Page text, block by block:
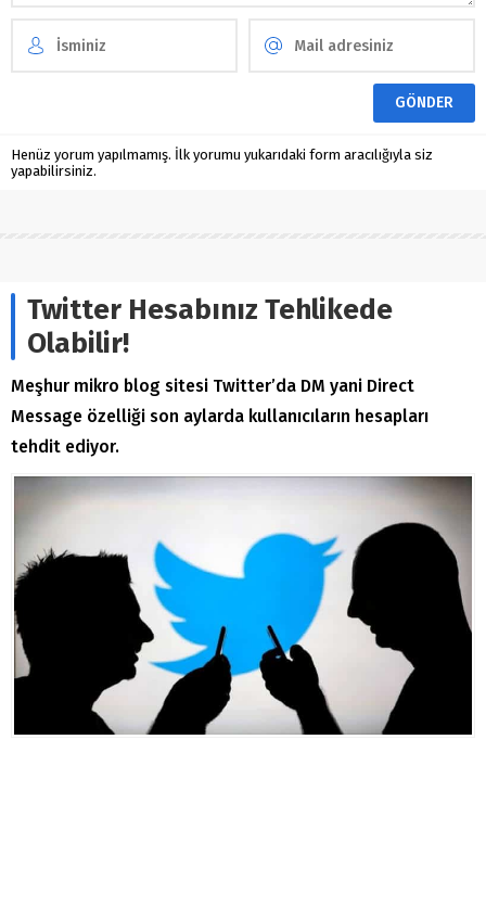
Henüz yorum yapılmamış. İlk yorumu yukarıdaki form aracılığıyla siz
yapabilirsiniz.
Twitter Hesabınız Tehlikede
Olabilir!
Meşhur mikro blog sitesi Twitter’da DM yani Direct
Message özelliği son aylarda kullanıcıların hesapları
tehdit ediyor.